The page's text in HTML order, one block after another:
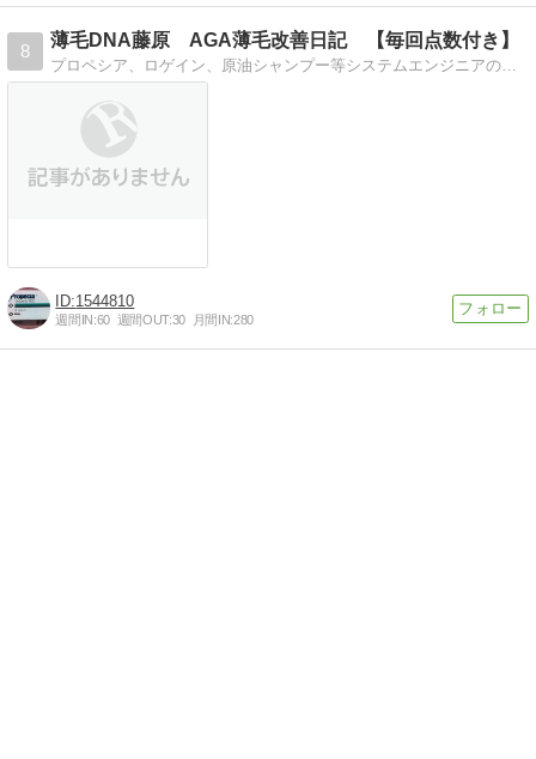
8
薄毛DNA藤原 AGA薄毛改善日記 【毎回点数付き】
プロペシア、ロゲイン、原油シャンプー等システムエンジニアの男性です。ハゲ改善にハゲみます
1544810
週間IN:60 週間OUT:30 月間IN:280